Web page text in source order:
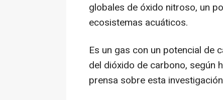
globales de óxido nitroso, un
ecosistemas acuáticos.
Es un gas con un potencial de
del dióxido de carbono, según
prensa sobre esta